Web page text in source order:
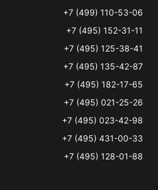
+7 (499) 110-53-06
+7 (495) 152-31-11
+7 (495) 125-38-41
+7 (495) 135-42-87
+7 (495) 182-17-65
+7 (495) 021-25-26
+7 (495) 023-42-98
+7 (495) 431-00-33
+7 (495) 128-01-88